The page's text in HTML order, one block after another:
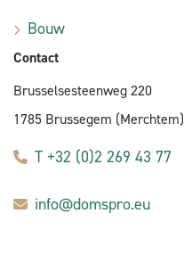
Bouw
Contact
Brusselsesteenweg 220
1785 Brussegem (Merchtem)
T +32 (0)2 269 43 77
info@domspro.eu